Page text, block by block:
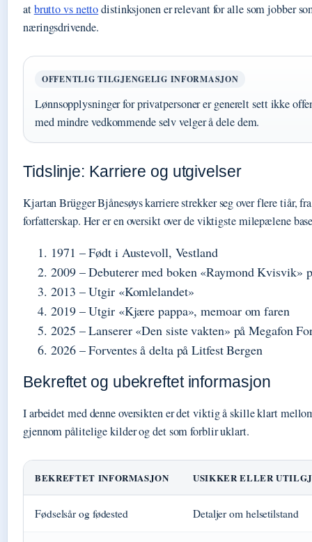
atbrutto vs nettodistinksjonen er relevant for alle som jobber
næringsdrivende.
OFFENTLIG TILGJENGELIG INFORMASJON
Lønnsopplysninger for privatpersoner er generelt sett ikke
med mindre vedkommende selv velger å dele dem.
Tidslinje: Karriere og utgivelser
Kjartan Brügger Bjånesøys karriere strekker seg over flere tiår,
forfatterskap. Her er en oversikt over de viktigste milepælene
1971 – Født i Austevoll, Vestland
2009– Debuterer med boken «Raymond Kvisvik»
2013 – Utgir «Komlelandet»
2019– Utgir «Kjære pappa», memoar om faren
2025 – Lanserer «Den siste vakten» på Megafon
2026– Forventes å delta på Litfest Bergen
Bekreftet og ubekreftet informasjon
I arbeidet med denne oversikten er det viktig å skille klart
gjennom pålitelige kilder og det som forblir uklart.
BEKREFTET INFORMASJON USIKKER ELLER
Fødselsår og fødested Detaljer om helsetilstand